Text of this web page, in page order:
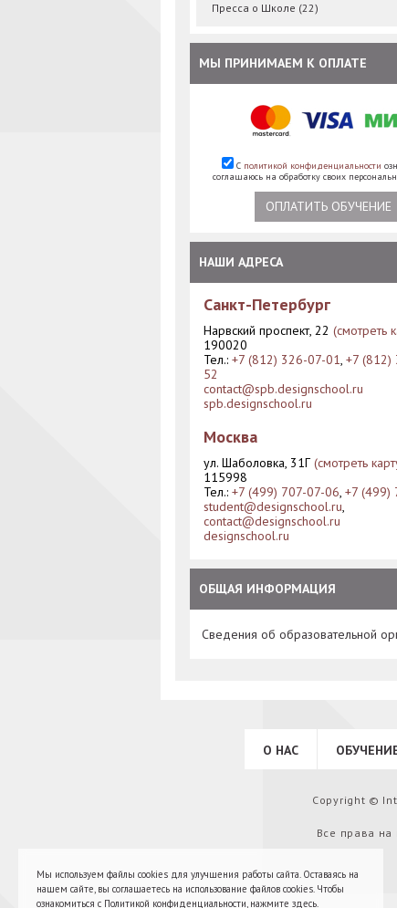
Пресса о Школе (22)
МЫ ПРИНИМАЕМ К ОПЛАТЕ
С политикой конфиденциальности
соглашаюсь на обработку своих
ОПЛАТИТЬ ОБУЧЕНИЕ
НАШИ АДРЕСА
Санкт-Петербург
Нарвский проспект, 22 (смотреть
190020
Тел.: +7 (812) 326-07-01, +7 (812)
52
contact@spb.designschool.ru
spb.designschool.ru
Москва
ул. Шаболовка, 31Г (смотреть
115998
Тел.: +7 (499) 707-07-06, +7 (499)
student@designschool.ru,
contact@designschool.ru
designschool.ru
ОБЩАЯ ИНФОРМАЦИЯ
Сведения об образовательной
О НАС
Copyright ©
Все права на
Мы используем файлы cookies для улучшения работы сайта. Оставаясь на
нашем сайте, вы соглашаетесь на использование файлов cookies. Чтобы
ознакомиться с Политикой конфиденциальности, нажмите здесь.